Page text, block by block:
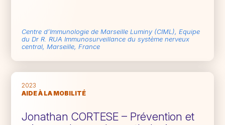
Centre d’Immunologie de Marseille Luminy (CIML), Equipe
du Dr R. RUA Immunosurveillance du système nerveux
central, Marseille, France
2023
AIDE À LA MOBILITÉ
Jonathan CORTESE – Prévention et